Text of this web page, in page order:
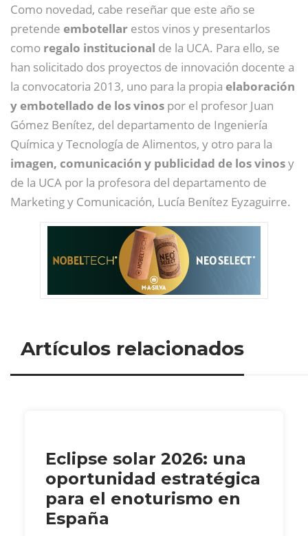
Como novedad, cabe reseñar que este año se
pretende embotellar estos vinos y presentarlos
como regalo institucional de la UCA. Para ello, se
han solicitado dos proyectos de innovación docente a
la convocatoria 2013, uno para la propia elaboración
y embotellado de los vinos por el profesor Juan
Gómez Benítez, del departamento de Ingeniería
Química y Tecnología de Alimentos, y otro para la
imagen, comunicación y publicidad de los vinosy
de la UCA por la profesora del departamento de
Marketing y Comunicación, Lucía Benítez Eyzaguirre.
Artículos relacionados
Eclipse solar 2026: una
oportunidad estratégica
para el enoturismo en
España